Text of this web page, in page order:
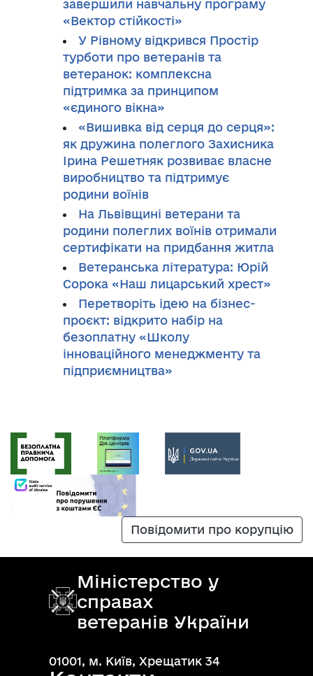
завершили навчальну програму
«Вектор стійкості»
У Рівному відкрився Простір
турботи про ветеранів та
ветеранок: комплексна
підтримка за принципом
«єдиного вікна»
«Вишивка від серця до серця»:
як дружина полеглого Захисника
Ірина Решетняк розвиває власне
виробництво та підтримує
родини воїнів
На Львівщині ветерани та
родини полеглих воїнів отримали
сертифікати на придбання житла
Ветеранська література: Юрій
Сорока «Наш лицарський хрест»
Перетворіть ідею на бізнес-
проєкт: відкрито набір на
безоплатну «Школу
інноваційного менеджменту та
підприємництва»
Повідомити про корупцію
Міністерство у
справах
ветеранів України
01001, м. Київ, Хрещатик 34